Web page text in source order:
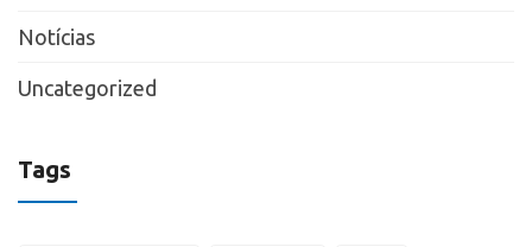
Notícias
Uncategorized
Tags